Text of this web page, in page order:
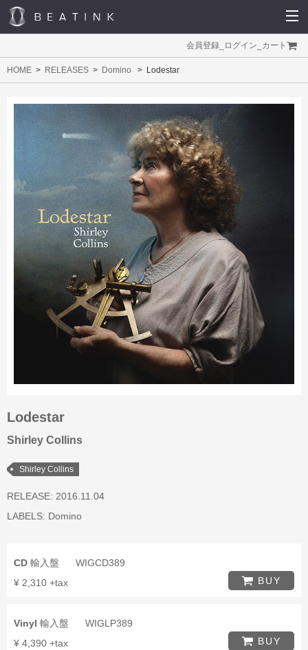
会員登録 ログイン カート
HOME RELEASES Domino Lodestar
Lodestar
Shirley Collins
Shirley Collins
RELEASE: 2016.11.04
LABELS: Domino
CD 輸入盤
WIGCD389
¥ 2,310 +tax
BUY
Vinyl 輸入盤
WIGLP389
¥ 4,390 +tax
BUY